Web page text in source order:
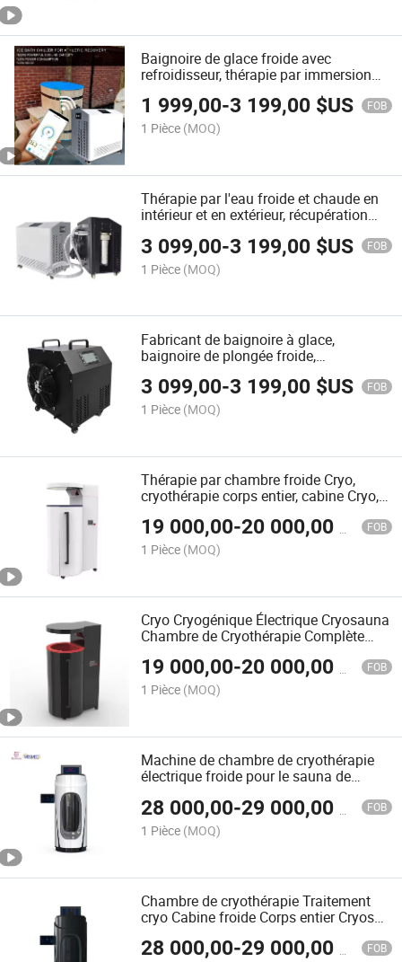
Baignoire de glace froide avec
refroidisseur, thérapie par immersion
dans l'eau glacée 0.5 HP 1HP 2HP
Baignoire d'eau glacée avec filtre et
stérilisation à l'ozone WiFi
1 999,00-3 199,00 $US FOB
1 Pièce (MOQ)
Thérapie par l'eau froide et chaude en
intérieur et en extérieur, récupération
plongeon froid, refroidisseur
3 099,00-3 199,00 $US FOB
1 Pièce (MOQ)
Fabricant de baignoire à glace,
baignoire de plongée froide,
3 099,00-3 199,00 $US FOB
1 Pièce (MOQ)
Thérapie par chambre froide Cryo,
cryothérapie corps entier, cabine Cryo,
19 000,00-20 000,00 FOB
1 Pièce (MOQ)
Cryo Cryogénique Électrique Cryosauna
Chambre de Cryothérapie Complète
19 000,00-20 000,00 FOB
1 Pièce (MOQ)
Machine de chambre de cryothérapie
électrique froide pour le sauna de
28 000,00-29 000,00 FOB
1 Pièce (MOQ)
Chambre de cryothérapie Traitement
cryo Cabine froide Corps entier Cryospa
28 000,00-29 000,00 FOB